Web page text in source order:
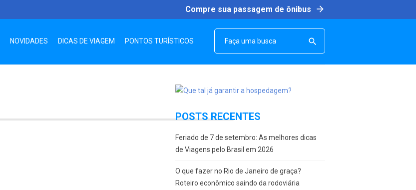
Compre sua passagem de ônibus arrow_forward
NOVIDADES DICAS DE VIAGEM PONTOS TURÍSTICOS 
POSTS RECENTES
Feriado de 7 de setembro: As melhores dicas
de Viagens pelo Brasil em 2026
O que fazer no Rio de Janeiro de graça?
Roteiro econômico saindo da rodoviária